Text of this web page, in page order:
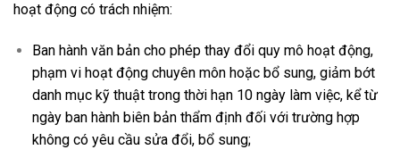
hoạt động có trách nhiệm:
Ban hành văn bản cho phép thay đổi quy mô hoạt động,
phạm vi hoạt động chuyên môn hoặc bổ sung, giảm bớt
danh mục kỹ thuật trong thời hạn 10 ngày làm việc, kể từ
ngày ban hành biên bản thẩm định đối với trường hợp
không có yêu cầu sửa đổi, bổ sung;